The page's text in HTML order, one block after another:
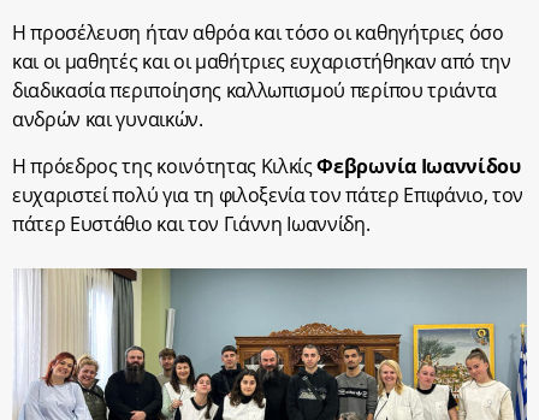
Η προσέλευση ήταν αθρόα και τόσο οι καθηγήτριες όσο
και οι μαθητές και οι μαθήτριες ευχαριστήθηκαν από την
διαδικασία περιποίησης καλλωπισμού περίπου τριάντα
ανδρών και γυναικών.
Η πρόεδρος της κοινότητας ΚιλκίςΦεβρωνία Ιωαννίδου
ευχαριστεί πολύ για τη φιλοξενία τον πάτερ Επιφάνιο, τον
πάτερ Ευστάθιο και τον Γιάννη Ιωαννίδη.